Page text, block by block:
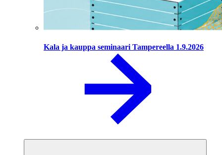
Kala ja kauppa seminaari Tampereella 1.9.2026